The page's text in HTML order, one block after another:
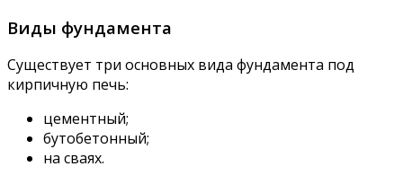
Виды фундамента
Существует три основных вида фундамента под
кирпичную печь:
цементный;
бутобетонный;
на сваях.